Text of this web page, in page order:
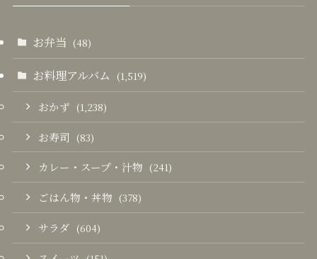
お弁当 (48)
お料理アルバム (1,519)
おかず (1,238)
お寿司 (83)
カレー・スープ・汁物 (241)
ごはん物・丼物 (378)
サラダ (604)